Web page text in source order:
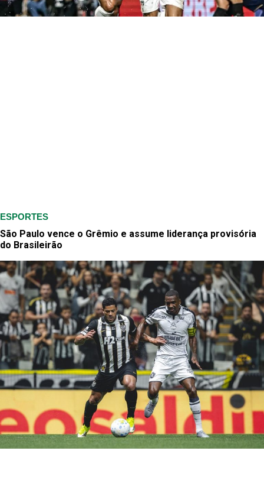
ESPORTES
São Paulo vence o Grêmio e assume liderança provisória
do Brasileirão